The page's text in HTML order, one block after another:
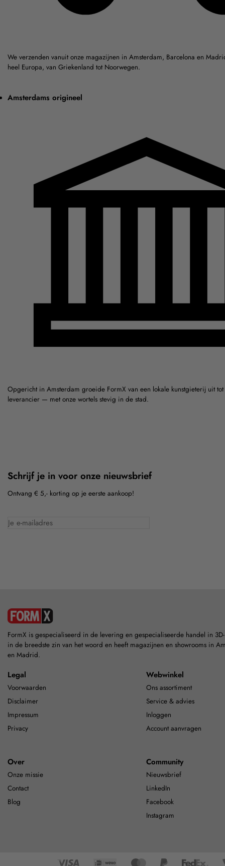
We verzenden vanuit onze magazijnen in Amsterdam, Barcelona en
heel Europa, van Griekenland tot Noorwegen.
Amsterdams origineel
Opgericht in Amsterdam groeide FormX van een lokale kunstgieterij uit
leverancier — met onze wortels stevig in de stad.
Schrijf je in voor onze nieuwsbrief
Ontvang € 5,- korting op je eerste aankoop!
FormX is gespecialiseerd in de levering en gespecialiseerde handel in
in de breedste zin van het woord en heeft magazijnen en showrooms in
en Madrid.
Legal
Voorwaarden
Disclaimer
Impressum
Privacy
Webwinkel
Ons assortiment
Service & advies
Inloggen
Account aanvragen
Over
Onze missie
Contact
Blog
Community
Nieuwsbrief
LinkedIn
Facebook
Instagram